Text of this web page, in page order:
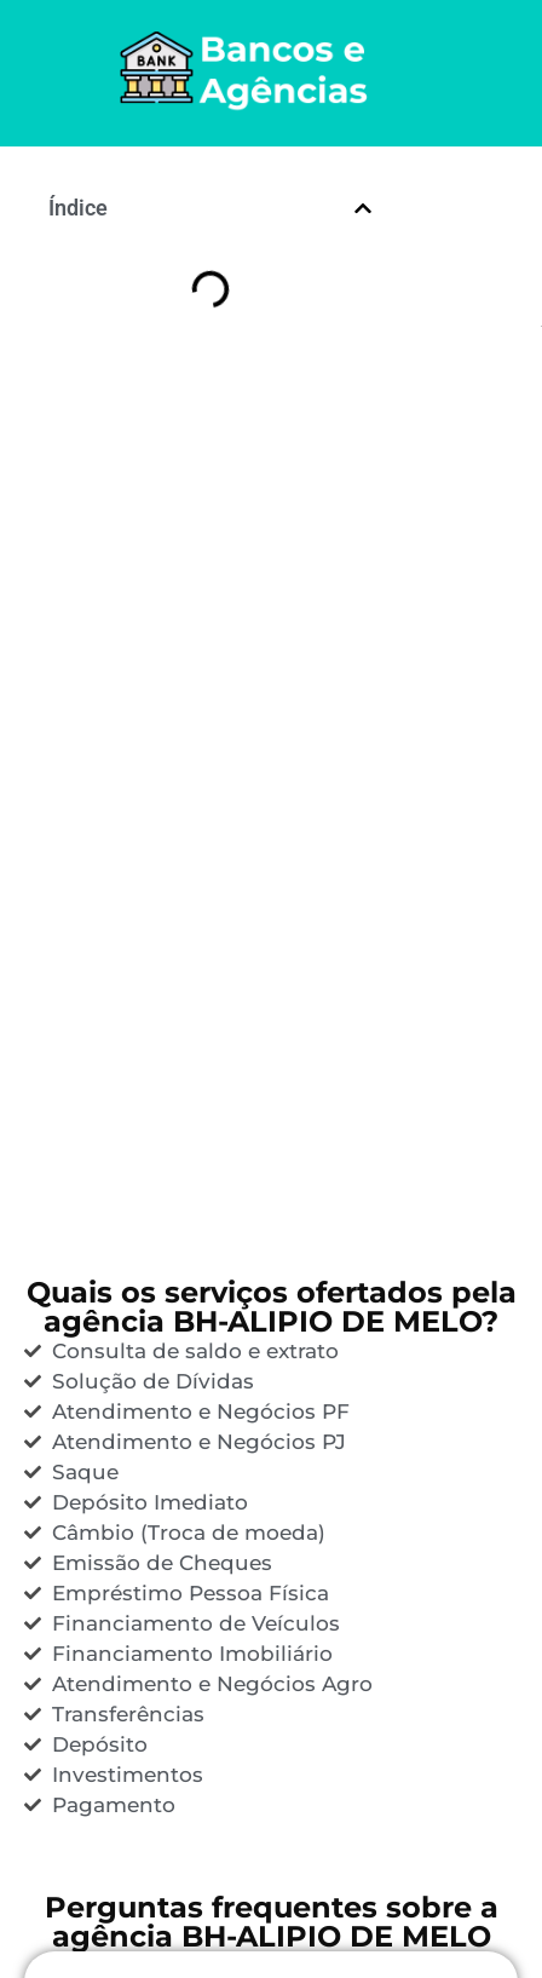
Índice
Quais os serviços ofertados pela
agência BH-ALIPIO DE MELO?
Consulta de saldo e extrato
Solução de Dívidas
Atendimento e Negócios PF
Atendimento e Negócios PJ
Saque
Depósito Imediato
Câmbio (Troca de moeda)
Emissão de Cheques
Empréstimo Pessoa Física
Financiamento de Veículos
Financiamento Imobiliário
Atendimento e Negócios Agro
Transferências
Depósito
Investimentos
Pagamento
Perguntas frequentes sobre a
agência BH-ALIPIO DE MELO